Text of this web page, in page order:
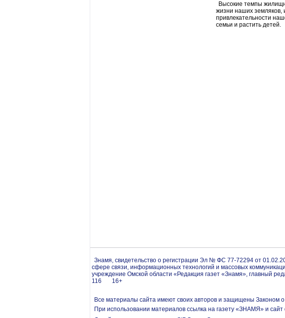
Высокие темпы
жизни наших земляков,
привлекательности
семьи и растить детей.
Знамя, свидетельство о регистрации Эл № ФС 77-72294 от
сфере связи, информационных технологий и массовых
учреждение Омской области «Редакция газет «Знамя», главный
116 16+
Все материалы сайта имеют своих авторов и защищены Законом
При использовании материалов ссылка на газету «ЗНАМЯ» и сайт